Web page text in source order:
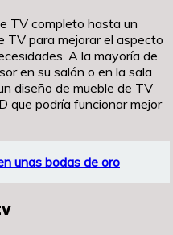
TV completo hasta un
TV para mejorar el aspecto
A la mayoría de
en su salón o en la sala
diseño de mueble de TV
que podría funcionar mejor
unas bodas de oro